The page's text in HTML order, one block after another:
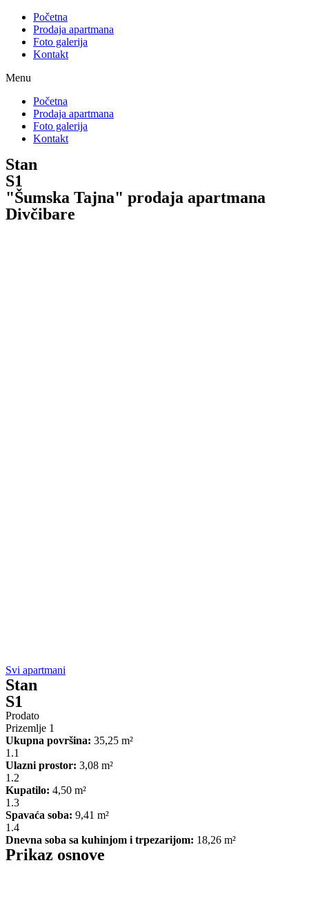
Početna
Prodaja apartmana
Foto galerija
Kontakt
Menu
Početna
Prodaja apartmana
Foto galerija
Kontakt
Stan
S1
"Šumska Tajna" prodaja apartmana
Divčibare
Svi apartmani
Stan
S1
Prodato
Prizemlje 1
Ukupna površina: 35,25 m²
1.1
Ulazni prostor: 3,08 m²
1.2
Kupatilo: 4,50 m²
1.3
Spavaća soba: 9,41 m²
1.4
Dnevna soba sa kuhinjom i trpezarijom: 18,26 m²
Prikaz osnove